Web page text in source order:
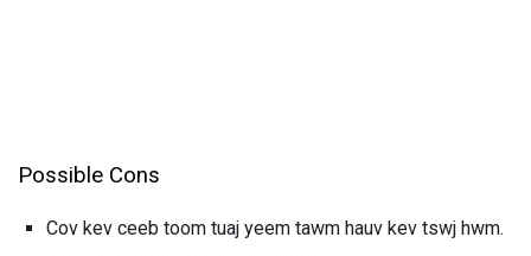
Possible Cons
Cov kev ceeb toom tuaj yeem tawm hauv kev tswj hwm.